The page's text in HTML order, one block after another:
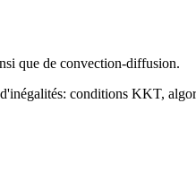
que de convection-diffusion.
conditions KKT,